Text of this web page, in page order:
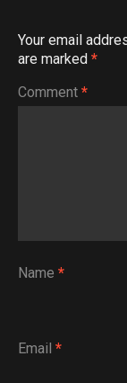
Your email
are marked *
Comment *
Name *
Email *